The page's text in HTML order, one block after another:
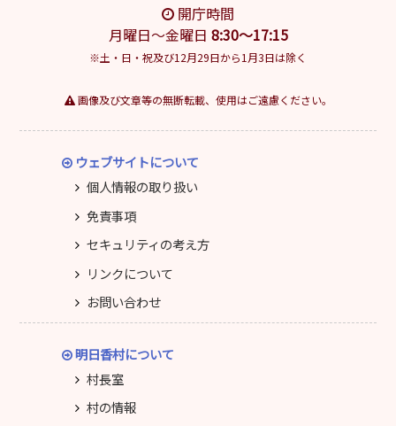
開庁時間
月曜日～金曜日 8:30～17:15
※土・日・祝及び12月29日から1月3日は除く
画像及び文章等の無断転載、使用はご遠慮ください。
ウェブサイトについて
個人情報の取り扱い
免責事項
セキュリティの考え方
リンクについて
お問い合わせ
明日香村について
村長室
村の情報